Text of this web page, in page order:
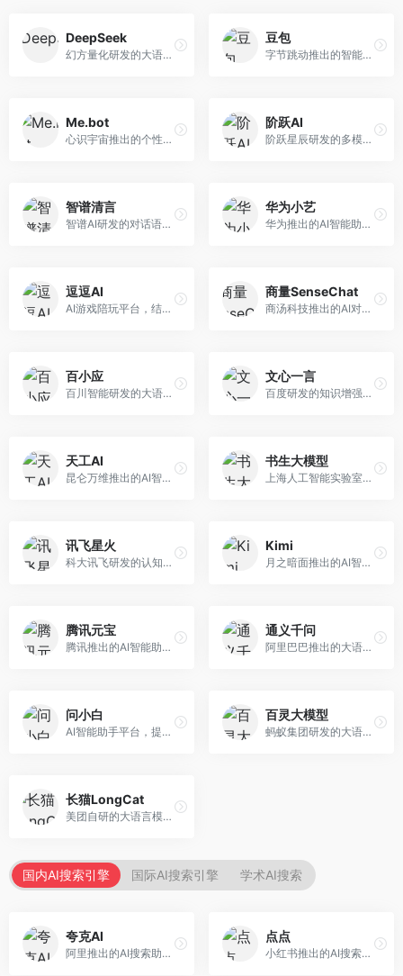
DeepSeek
幻方量化研发的大语言模型平台，专注于深度推理和代码生成能力。面向开发者、研究人员和技术爱好者，提供强大的逻辑推理和数学计算功能，开源生态完善，API接口友好。
豆包
字节跳动推出的智能对话助手平台，提供文本创作、知识问答、英语学习等多种AI服务。面向普通用户和内容创作者，支持多轮对话和文件解析，免费使用，响应速度快，中文理解能力强。
Me.bot
心识宇宙推出的个性化AI伴侣，专注于情感交互和个人助理服务。面向个人用户，支持日程管理、情感陪伴、知识问答等功能，交互体验人性化。
阶跃AI
阶跃星辰研发的多模态大模型平台，支持文本、图像、视频的综合理解与生成。面向创作者和企业客户，提供内容创作、智能分析等服务，多模态能力突出。
智谱清言
智谱AI研发的对话语言模型，支持中英双语交互。面向中文用户和开发者，提供知识问答、代码编写、文档解读等服务，开源生态完善，学术研究背景深厚。
华为小艺
华为推出的AI智能助手网页端，深度整合鸿蒙生态和华为云服务。面向华为设备用户，支持语音交互、智能问答、设备控制等功能，与华为硬件生态无缝衔接。
逗逗AI
AI游戏陪玩平台，结合游戏理解和自然语言交互技术。面向游戏玩家，提供游戏攻略、陪玩互动、社交聊天等服务，游戏知识丰富，互动体验有趣。
商量SenseChat
商汤科技推出的AI对话平台，结合计算机视觉和自然语言处理技术。面向企业用户和开发者，支持多模态交互，视觉理解能力强，适合智能客服和内容创作场景。
百小应
百川智能研发的大语言模型助手，专注于中文理解和生成。面向中文用户，提供知识问答、文本创作、代码辅助等服务，模型参数规模大，中文表达流畅自然。
文心一言
百度研发的知识增强大语言模型，深度融合百度知识图谱和搜索能力。面向中文用户，提供知识问答、文本创作、逻辑推理等服务，中文语境理解准确，知识覆盖面广。
天工AI
昆仑万维推出的AI智能助手，集成搜索、对话、创作等多种能力。面向普通用户和内容创作者，支持联网搜索、文本生成、图像理解等功能，响应速度快，免费使用。
书生大模型
上海人工智能实验室研发的开源大模型系列，支持多尺度和多模态。面向研究机构和开发者，开源生态完善，学术研究背景深厚，适合科研和定制开发。
讯飞星火
科大讯飞研发的认知智能大模型，深度融合语音识别和自然语言处理技术。面向企业用户和教育领域，提供语音交互、文档处理、代码生成等服务，中文语音识别准确率高。
Kimi
月之暗面推出的AI智能助手，核心优势在于超长文本处理能力，支持20万字以上文档分析。面向学术研究者、职场人士和内容创作者，提供文档解读、PPT生成、联网搜索等综合服务。
腾讯元宝
腾讯推出的AI智能助手，整合微信生态和腾讯云服务。面向普通用户和企业客户，支持文档解析、图像理解、联网搜索等功能，与腾讯产品无缝衔接，办公协作便捷。
通义千问
阿里巴巴推出的大语言模型平台，提供对话问答、文档处理、图像理解、代码编写等全方位AI服务。面向企业用户和个人开发者，集成阿里云生态，支持多模态交互，企业级安全保障。
问小白
AI智能助手平台，提供知识问答、文本创作、文档处理等服务。面向普通用户和职场人士，操作简便，响应速度快，支持多场景应用。
百灵大模型
蚂蚁集团研发的大语言模型平台，专注于金融科技和企业服务。面向金融机构和企业客户，提供智能客服、风险分析、文档处理等服务，金融场景理解深入。
长猫LongCat
美团自研的大语言模型对话平台，专注于本地生活服务场景。面向美团生态用户，提供智能推荐、服务问答等功能，本地生活知识覆盖全面。
国内AI搜索引擎 国际AI搜索引擎 学术AI搜索
夸克AI
阿里推出的AI搜索助手，整合搜索与AI功能。面向年轻用户，提供智能搜索、文档处理、学习辅助等服务，与夸克生态深度整合。
点点
小红书推出的AI搜索应用，专注于生活方式内容搜索。面向小红书用户，提供生活攻略、消费决策、内容推荐等服务，生活方式内容丰富。